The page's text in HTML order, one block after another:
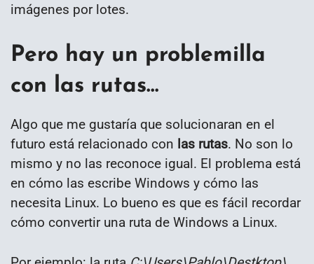
imágenes por lotes.
Pero hay un problemilla
con las rutas…
Algo que me gustaría que solucionaran en el
futuro está relacionado con las rutas. No son lo
mismo y no las reconoce igual. El problema está
en cómo las escribe Windows y cómo las
necesita Linux. Lo bueno es que es fácil recordar
cómo convertir una ruta de Windows a Linux.